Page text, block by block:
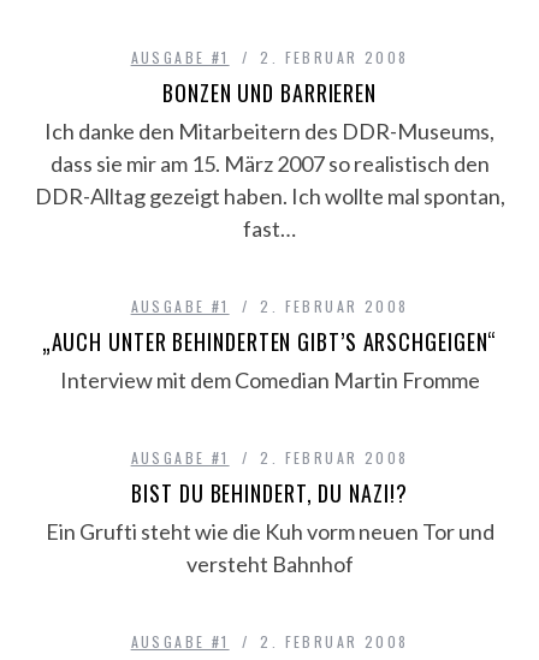
AUSGABE #1 2. FEBRUAR 2008
BONZEN UND BARRIEREN
Ich danke den Mitarbeitern des DDR-Museums,
dass sie mir am 15. März 2007 so realistisch den
DDR-Alltag gezeigt haben. Ich wollte mal spontan,
fast…
AUSGABE #1 2. FEBRUAR 2008
„AUCH UNTER BEHINDERTEN GIBT’S ARSCHGEIGEN“
Interview mit dem Comedian Martin Fromme
AUSGABE #1 2. FEBRUAR 2008
BIST DU BEHINDERT, DU NAZI!?
Ein Grufti steht wie die Kuh vorm neuen Tor und
versteht Bahnhof
AUSGABE #1 2. FEBRUAR 2008